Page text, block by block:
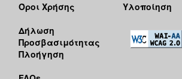
Όροι Χρήσης
Δήλωση
Προσβασιμότητας
Πλοήγηση
Υλοποίηση